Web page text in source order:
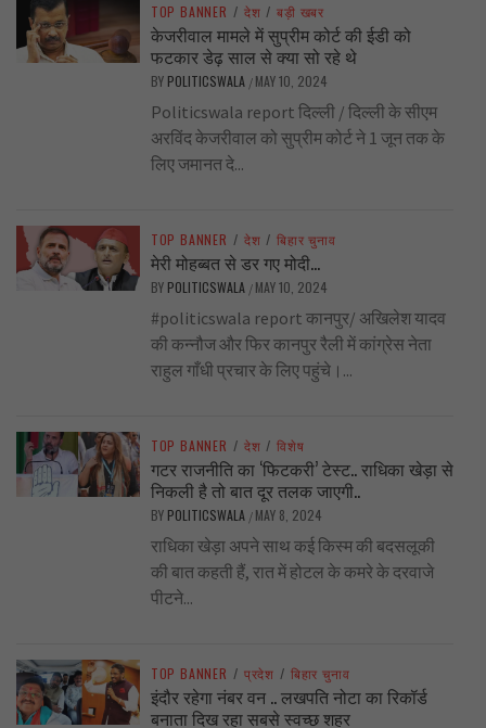
TOP BANNER / देश / बड़ी खबर
केजरीवाल मामले में सुप्रीम कोर्ट की ईडी को
फटकार डेढ़ साल से क्या सो रहे थे
BY POLITICSWALA / MAY 10, 2024
Politicswala report दिल्ली / दिल्ली के सीएम
अरविंद केजरीवाल को सुप्रीम कोर्ट ने 1 जून तक के
लिए जमानत दे...
TOP BANNER / देश / बिहार चुनाव
मेरी मोहब्बत से डर गए मोदी…
BY POLITICSWALA / MAY 10, 2024
#politicswala report कानपुर/ अखिलेश यादव
की कन्नौज और फिर कानपुर रैली में कांग्रेस नेता
राहुल गाँधी प्रचार के लिए पहुंचे।...
TOP BANNER / देश / विशेष
गटर राजनीति का ‘फिटकरी’ टेस्ट.. राधिका खेड़ा से
निकली है तो बात दूर तलक जाएगी..
BY POLITICSWALA / MAY 8, 2024
राधिका खेड़ा अपने साथ कई किस्म की बदसलूकी
की बात कहती हैं, रात में होटल के कमरे के दरवाजे
पीटने...
TOP BANNER / प्रदेश / बिहार चुनाव
इंदौर रहेगा नंबर वन .. लखपति नोटा का रिकॉर्ड
बनाता दिख रहा सबसे स्वच्छ शहर